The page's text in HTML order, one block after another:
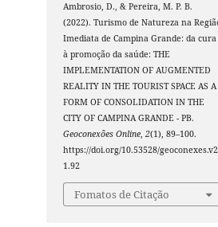
Ambrosio, D., & Pereira, M. P. B.
(2022). Turismo de Natureza na
Imediata de Campina Grande: da cura
à promoção da saúde: THE
IMPLEMENTATION OF AUGMENTED
REALITY IN THE TOURIST SPACE AS A
FORM OF CONSOLIDATION IN THE
CITY OF CAMPINA GRANDE - PB.
Geoconexões Online,2(1), 89–100.
https://doi.org/10.53528/
1.92
Fomatos de Citação